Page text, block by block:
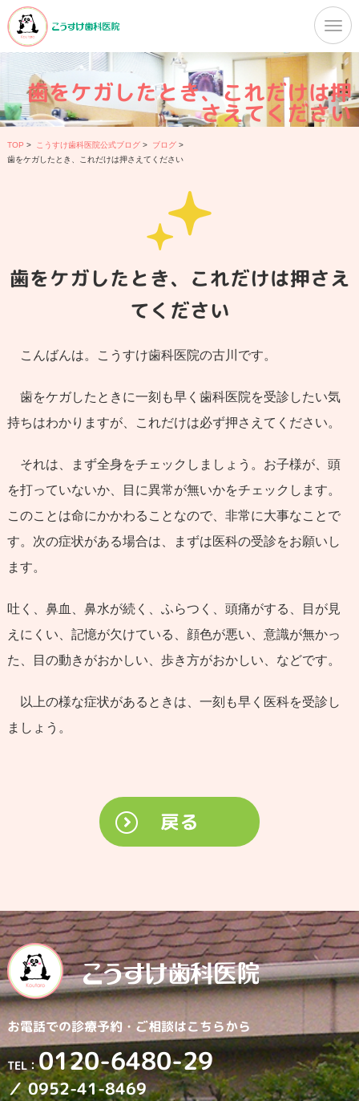
歯をケガしたとき、これだけは押
さえてください
TOP > こうすけ歯科医院公式ブログ> ブログ>
歯をケガしたとき、これだけは押さえてください
歯をケガしたとき、これだけは押さえ
てください
こんばんは。こうすけ歯科医院の古川です。
歯をケガしたときに一刻も早く歯科医院を受診したい気
持ちはわかりますが、これだけは必ず押さえてください。
それは、まず全身をチェックしましょう。お子様が、頭
を打っていないか、目に異常が無いかをチェックします。
このことは命にかかわることなので、非常に大事なことで
す。次の症状がある場合は、まずは医科の受診をお願いし
ます。
吐く、鼻血、鼻水が続く、ふらつく、頭痛がする、目が見
えにくい、記憶が欠けている、顔色が悪い、意識が無かっ
た、目の動きがおかしい、歩き方がおかしい、などです。
以上の様な症状があるときは、一刻も早く医科を受診し
ましょう。
戻る
お電話での診療予約・ ご相談はこちらから
TEL：0120-6480-29
／ 0952-41-8469